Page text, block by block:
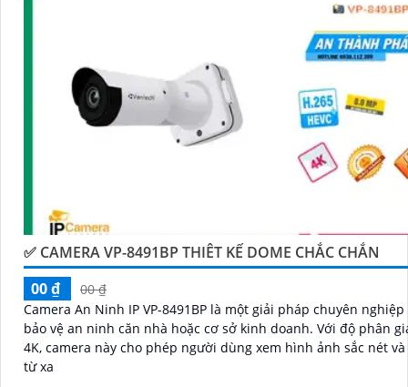
✅ CAMERA VP-8491BP THIÊT KẾ DOME CHẮC CHẮN
00 ₫
00 ₫
Camera An Ninh IP VP-8491BP là một giải pháp chuyên nghiệp
bảo vệ an ninh căn nhà hoặc cơ sở kinh doanh. Với độ phân giải cao
4K, camera này cho phép người dùng xem hình ảnh sắc nét
từ xa